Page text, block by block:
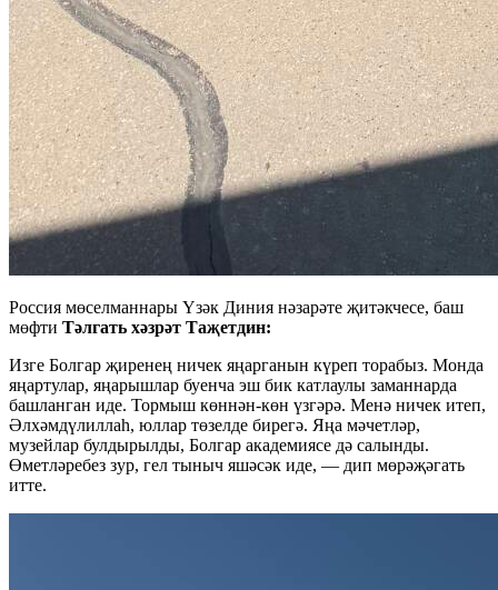
Россия мөселманнары Үзәк Диния нәзарәте җитәкчесе, баш
мөфти Тәлгать хәзрәт Таҗетдин:
Изге Болгар җиренең ничек яңарганын күреп торабыз. Монда
яңартулар, яңарышлар буенча эш бик катлаулы заманнарда
башланган иде. Тормыш көннән-көн үзгәрә. Менә ничек итеп,
Әлхәмдүлиллаһ, юллар төзелде бирегә. Яңа мәчетләр,
музейлар булдырылды, Болгар академиясе дә салынды.
Өметләребез зур, гел тыныч яшәсәк иде, — дип мөрәҗәгать
итте.